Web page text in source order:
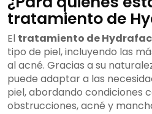
tratamiento de
El tratamiento de
tipo de piel, incluyendo las
al acné. Gracias a su
puede adaptar a las
piel, abordando condiciones
obstrucciones, acné y